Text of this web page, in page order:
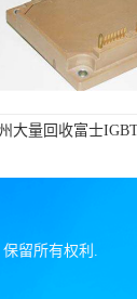
保留所有权利.